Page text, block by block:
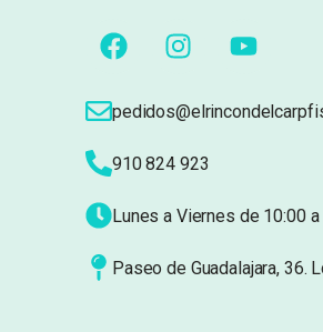
910 824 923
Lunes a Viernes de 10:00
Paseo de Guadalajara, 36.